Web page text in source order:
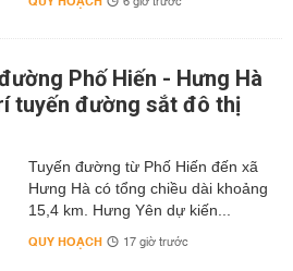
Phố Hiến - Hưng Hà
tuyến đường sắt đô thị
Tuyến đường từ Phố Hiến đến xã
Hưng Hà có tổng chiều dài khoảng
15,4 km. Hưng Yên dự kiến...
QUY HOẠCH 17 giờ trước